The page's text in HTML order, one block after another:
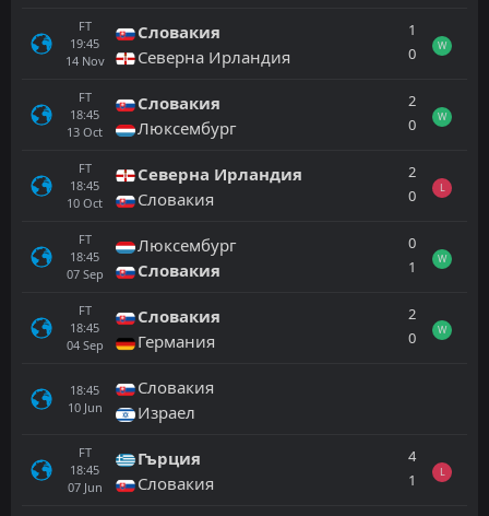
FT
19:45
14 Nov
Словакия
Северна Ирландия
1
0
W
FT
18:45
13 Oct
Словакия
Люксембург
2
0
W
FT
18:45
10 Oct
Северна Ирландия
Словакия
2
0
L
FT
18:45
07 Sep
Люксембург
Словакия
0
1
W
FT
18:45
04 Sep
Словакия
Германия
2
0
W
18:45
10 Jun
Словакия
Израел
FT
18:45
07 Jun
Гърция
Словакия
4
1
L